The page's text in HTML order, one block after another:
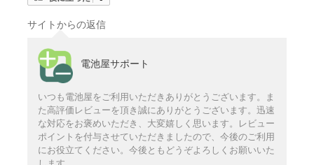
サイトからの返信
電池屋サポート
いつも電池屋をご利用いただきありがとうございます。ま
た高評価レビューを頂き誠にありがとうございます。迅速
な対応をお褒めいただき、大変嬉しく思います。レビュー
ポイントを付与させていただきましたので、今後のご利用
にお役立てください。今後ともどうぞよろしくお願いいた